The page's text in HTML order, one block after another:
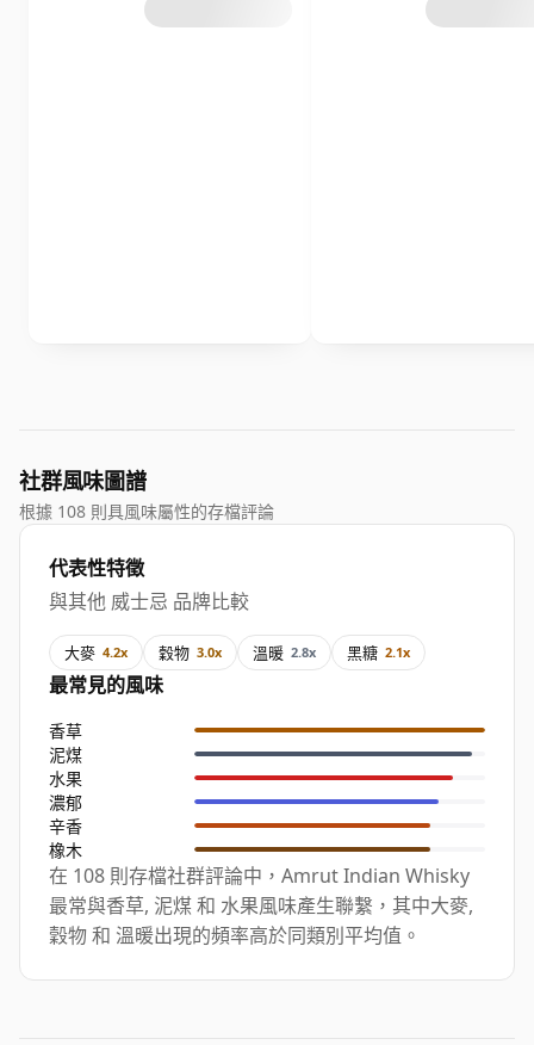
社群風味圖譜
根據 108 則具風味屬性的存檔評論
代表性特徵
與其他 威士忌 品牌比較
大麥 4.2x 穀物 3.0x 溫暖 2.8x 黑糖 2.1x
最常見的風味
香草
泥煤
水果
濃郁
辛香
橡木
在 108 則存檔社群評論中，Amrut Indian Whisky
最常與香草, 泥煤 和 水果風味產生聯繫，其中大麥,
穀物 和 溫暖出現的頻率高於同類別平均值。